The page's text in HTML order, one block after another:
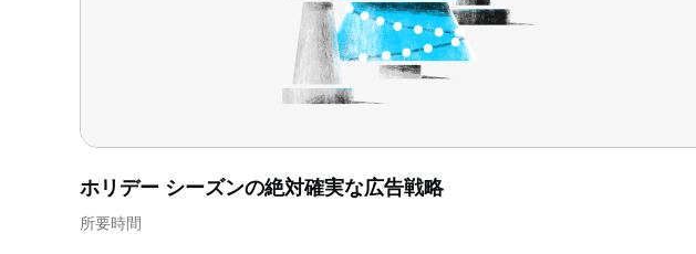
ホリデー シーズンの絶対確実な広告戦略
所要時間